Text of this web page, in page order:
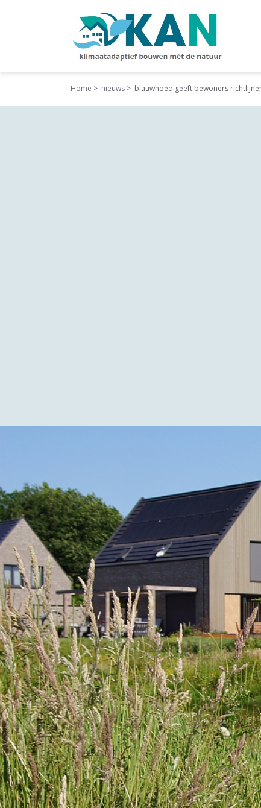
Home nieuws blauwhoed geeft bewoners